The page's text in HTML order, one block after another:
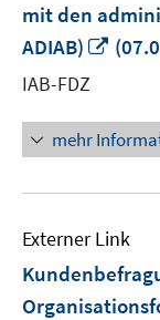
mit den
ADIAB)
In
IAB-FDZ
mehr
Externer Link